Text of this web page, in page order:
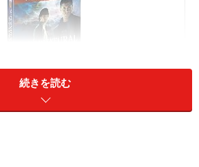
続きを読む